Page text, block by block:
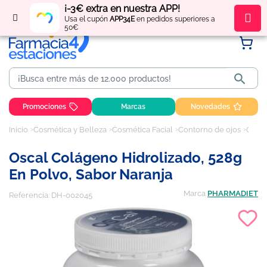
¡-3€ extra en nuestra APP!
Usa el cupón APP34Een pedidos superiores a
50€
Regístratey obténpuntos por tus compras

Promociones Marcas Novedades
Inicio Cosmética y Belleza Cosmética Facial Contorno de ojos
Oscal Colágeno Hidrolizado, 528g
En Polvo, Sabor Naranja
Referencia: DH-002045 Marca PHARMADIET